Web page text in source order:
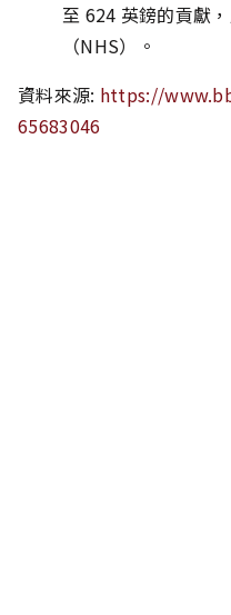
至 624 英鎊的貢獻
（NHS）。
資料來源: https://
65683046